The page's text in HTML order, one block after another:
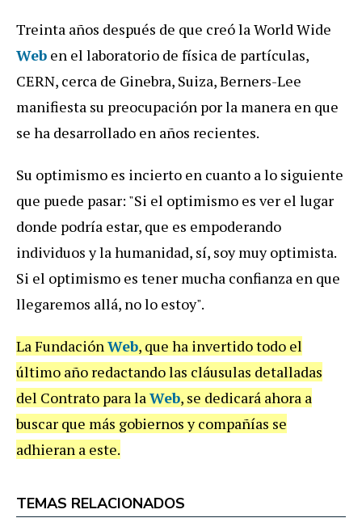
Treinta años después de que creó la World Wide
Web en el laboratorio de física de partículas,
CERN, cerca de Ginebra, Suiza, Berners-Lee
manifiesta su preocupación por la manera en que
se ha desarrollado en años recientes.
Su optimismo es incierto en cuanto a lo siguiente
que puede pasar: "Si el optimismo es ver el lugar
donde podría estar, que es empoderando
individuos y la humanidad, sí, soy muy optimista.
Si el optimismo es tener mucha confianza en que
llegaremos allá, no lo estoy".
La FundaciónWeb, que ha invertido todo el
último año redactando las cláusulas detalladas
del Contrato para laWeb, se dedicará ahora a
buscar que más gobiernos y compañías se
adhieran a este.
TEMAS RELACIONADOS